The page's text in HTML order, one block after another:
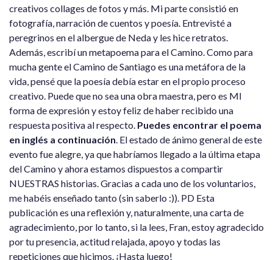
creativos collages de fotos y más. Mi parte consistió en
fotografía, narración de cuentos y poesía. Entrevisté a
peregrinos en el albergue de Neda y les hice retratos.
Además, escribí un metapoema para el Camino. Como para
mucha gente el Camino de Santiago es una metáfora de la
vida, pensé que la poesía debía estar en el propio proceso
creativo. Puede que no sea una obra maestra, pero es MI
forma de expresión y estoy feliz de haber recibido una
respuesta positiva al respecto. Puedes encontrar el poema
en inglés a continuación . El estado de ánimo general de este
evento fue alegre, ya que habríamos llegado a la última etapa
del Camino y ahora estamos dispuestos a compartir
NUESTRAS historias. Gracias a cada uno de los voluntarios,
me habéis enseñado tanto (sin saberlo :)). PD Esta
publicación es una reflexión y, naturalmente, una carta de
agradecimiento, por lo tanto, si la lees, Fran, estoy agradecido
por tu presencia, actitud relajada, apoyo y todas las
repeticiones que hicimos. ¡Hasta luego!